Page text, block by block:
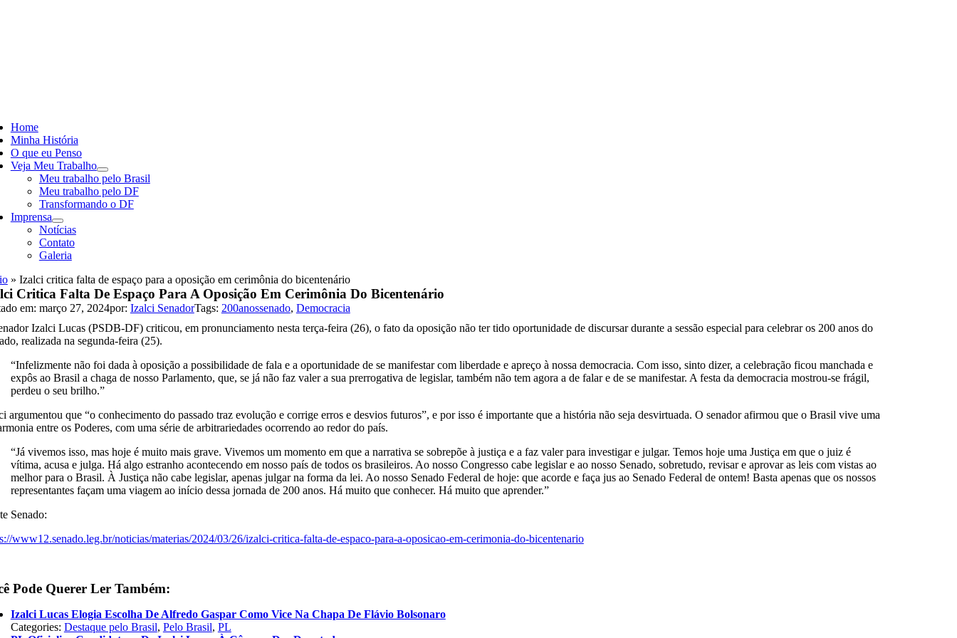
Home
Minha História
O que eu Penso
Veja Meu Trabalho
Meu trabalho pelo Brasil
Meu trabalho pelo DF
Transformando o DF
Imprensa
Notícias
Contato
Galeria
» Izalci critica falta de espaço para a oposição em cerimônia do bicentenário
Critica Falta De Espaço Para A Oposição Em Cerimônia Do Bicentenário
em: março 27, 2024por: Izalci SenadorTags: 200anossenado, Democracia
Izalci Lucas (PSDB-DF) criticou, em pronunciamento nesta terça-feira (26), o fato da oposição não ter tido oportunidade de discursar durante a sessão especial para celebrar os 200 anos do
realizada na segunda-feira (25).
“Infelizmente não foi dada à oposição a possibilidade de fala e a oportunidade de se manifestar com liberdade e apreço à nossa democracia. Com isso, sinto dizer, a celebração ficou manchada e
expôs ao Brasil a chaga de nosso Parlamento, que, se já não faz valer a sua prerrogativa de legislar, também não tem agora a de falar e de se manifestar. A festa da democracia mostrou-se frágil,
perdeu o seu brilho.”
argumentou que “o conhecimento do passado traz evolução e corrige erros e desvios futuros”, e por isso é importante que a história não seja desvirtuada. O senador afirmou que o Brasil vive uma
entre os Poderes, com uma série de arbitrariedades ocorrendo ao redor do país.
“Já vivemos isso, mas hoje é muito mais grave. Vivemos um momento em que a narrativa se sobrepõe à justiça e a faz valer para investigar e julgar. Temos hoje uma Justiça em que o juiz é
vítima, acusa e julga. Há algo estranho acontecendo em nosso país de todos os brasileiros. Ao nosso Congresso cabe legislar e ao nosso Senado, sobretudo, revisar e aprovar as leis com vistas ao
melhor para o Brasil. À Justiça não cabe legislar, apenas julgar na forma da lei. Ao nosso Senado Federal de hoje: que acorde e faça jus ao Senado Federal de ontem! Basta apenas que os nossos
representantes façam uma viagem ao início dessa jornada de 200 anos. Há muito que conhecer. Há muito que aprender.”
Senado:
www12.senado.leg.br/noticias/materias/2024/03/26/izalci-critica-falta-de-espaco-para-a-oposicao-em-cerimonia-do-bicentenario
Pode Querer Ler Também:
Izalci Lucas Elogia Escolha De Alfredo Gaspar Como Vice Na Chapa De Flávio Bolsonaro
Categories: Destaque pelo Brasil, Pelo Brasil, PL